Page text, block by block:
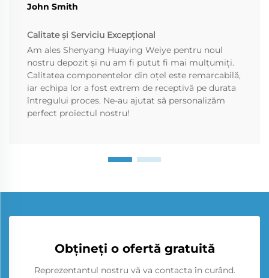
John Smith
Calitate și Serviciu Excepțional
Am ales Shenyang Huaying Weiye pentru noul
nostru depozit și nu am fi putut fi mai mulțumiți.
Calitatea componentelor din oțel este remarcabilă,
iar echipa lor a fost extrem de receptivă pe durata
întregului proces. Ne-au ajutat să personalizăm
perfect proiectul nostru!
Obțineți o ofertă gratuită
Reprezentantul nostru vă va contacta în curând.